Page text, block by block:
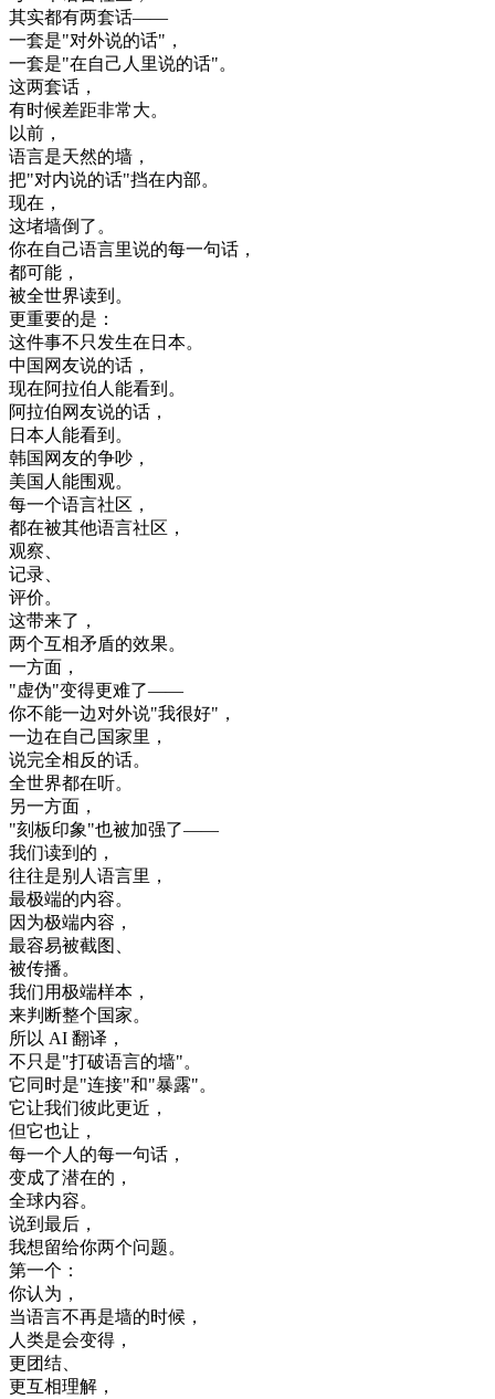
其实都有两套话——
一套是"对外说的话" ，
一套是"在自己 人里说的话"。
这两套话 ，
有时候差距非常大。
以前 ，
语言是天然的墙 ，
把"对内说的话"挡在内部。
现在 ，
这堵墙倒了。
你在自己语言里说的每一句话 ，
都可能 ，
被全世界读到 。
更重要的是 ：
这件事不只发生在 日本。
中国 网友说的话 ，
现在阿拉伯人能看到 。
阿拉伯网友说的话 ，
日本人能看到 。
韩国 网友的争吵 ，
美国 人能围观。
每一个语言社区 ，
都在被其他语言社区 ，
观察、
记录、
评价。
这带来了 ，
两个互相矛盾的效果。
一方面 ，
"虚伪"变得更难了——
你不能一边对外说"我很好" ，
一边在自己 国家里 ，
说完全相反 的话。
全世界都在听。
另一方面 ，
"刻板印象"也被加强了——
我们读到 的 ，
往往是别人语言里 ，
最极端的内容。
因为极端内容 ，
最容易被截图 、
被传播。
我们用极端样本 ，
来判断整个国家。
所以 AI 翻译 ，
不只是"打破语言的墙"。
它 同时是"连接"和"暴露"。
它让我们彼此更近 ，
但它也让 ，
每一个人的每一句话 ，
变成了潜在的 ，
全球内容。
说到 最后 ，
我想留给你两个问题。
第一个 ：
你认为 ，
当语言不再是墙的时候 ，
人类是会变得 ，
更团结、
更互相理解 ，